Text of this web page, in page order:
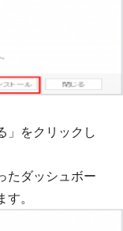
」をクリックし
たダッシュボー
。